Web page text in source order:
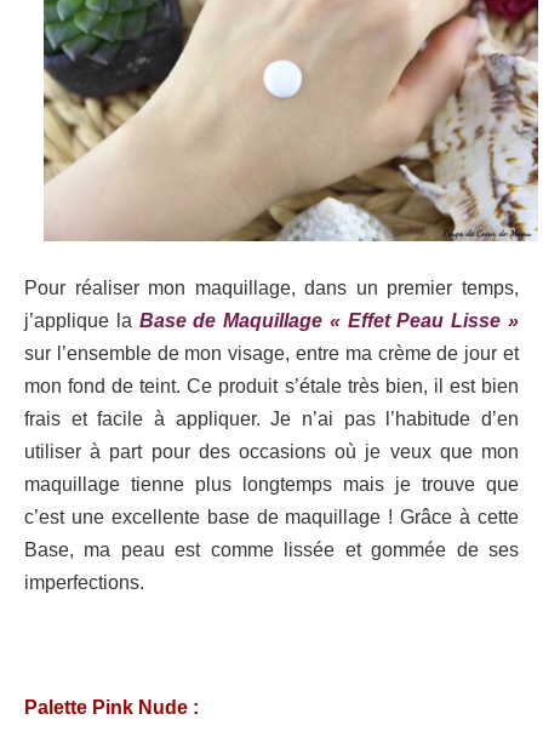
Pour réaliser mon maquillage, dans un premier temps,
j’applique la Base de Maquillage « Effet Peau Lisse »
sur l’ensemble de mon visage, entre ma crème de jour et
mon fond de teint. Ce produit s’étale très bien, il est bien
frais et facile à appliquer. Je n’ai pas l’habitude d’en
utiliser à part pour des occasions où je veux que mon
maquillage tienne plus longtemps mais je trouve que
c’est une excellente base de maquillage ! Grâce à cette
Base, ma peau est comme lissée et gommée de ses
imperfections.
Palette Pink Nude :